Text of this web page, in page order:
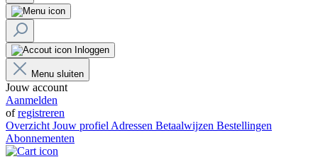
Inloggen
Menu sluiten
Jouw account
Aanmelden
ofregistreren
Overzicht Jouw profiel Adressen Betaalwijzen Bestellingen
Abonnementen